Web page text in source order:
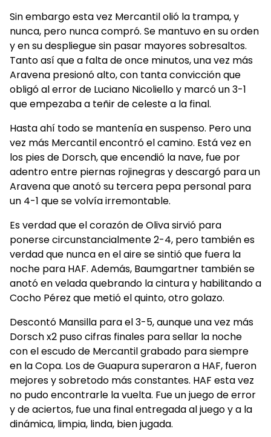
Sin embargo esta vez Mercantil olió la trampa, y
nunca, pero nunca compró. Se mantuvo en su orden
y en su despliegue sin pasar mayores sobresaltos.
Tanto así que a falta de once minutos, una vez más
Aravena presionó alto, con tanta convicción que
obligó al error de Luciano Nicoliello y marcó un 3-1
que empezaba a teñir de celeste a la final.
Hasta ahí todo se mantenía en suspenso. Pero una
vez más Mercantil encontró el camino. Está vez en
los pies de Dorsch, que encendió la nave, fue por
adentro entre piernas rojinegras y descargó para un
Aravena que anotó su tercera pepa personal para
un 4-1 que se volvía irremontable.
Es verdad que el corazón de Oliva sirvió para
ponerse circunstancialmente 2-4, pero también es
verdad que nunca en el aire se sintió que fuera la
noche para HAF. Además, Baumgartner también se
anotó en velada quebrando la cintura y habilitando a
Cocho Pérez que metió el quinto, otro golazo.
Descontó Mansilla para el 3-5, aunque una vez más
Dorsch x2 puso cifras finales para sellar la noche
con el escudo de Mercantil grabado para siempre
en la Copa. Los de Guapura superaron a HAF, fueron
mejores y sobretodo más constantes. HAF esta vez
no pudo encontrarle la vuelta. Fue un juego de error
y de aciertos, fue una final entregada al juego y a la
dinámica, limpia, linda, bien jugada.